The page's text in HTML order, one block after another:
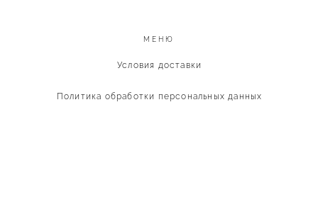
МЕНЮ
Условия доставки
Политика обработки персональных данных